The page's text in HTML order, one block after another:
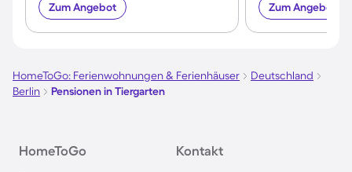
Zum Angebot Zum Angebot
HomeToGo: Ferienwohnungen & Ferienhäuser
Deutschland
Berlin
Pensionen in Tiergarten
HomeToGo Kontakt